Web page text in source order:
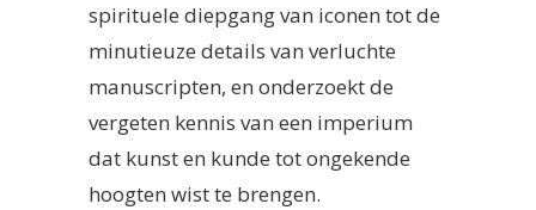
spirituele diepgang van iconen tot de
minutieuze details van verluchte
manuscripten, en onderzoekt de
vergeten kennis van een imperium
dat kunst en kunde tot ongekende
hoogten wist te brengen.